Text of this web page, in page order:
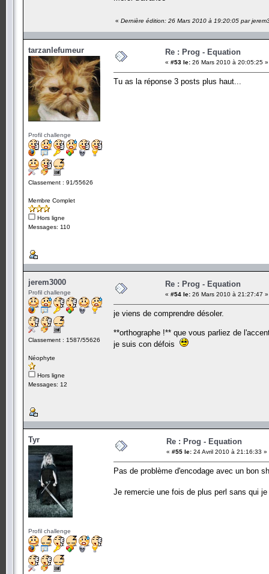
« Dernière édition: 26 Mars 2010 à 19:20:05 par
tarzanlefumeur
Profil challenge
Classement : 91/55626
Membre Complet
Hors ligne
Messages: 110
Re : Prog - Equation
« #53 le: 26 Mars 2010 à 20:05:25 »
Tu as la réponse 3 posts plus haut...
jerem3000
Profil challenge
Classement : 1587/55626
Néophyte
Hors ligne
Messages: 12
Re : Prog - Equation
« #54 le: 26 Mars 2010 à 21:27:47 »
je viens de comprendre désoler.
**orthographe !** que vous parliez de
je suis con défois
Tyr
Profil challenge
Re : Prog - Equation
« #55 le: 24 Avril 2010 à 21:16:33 »
Pas de problème d'encodage avec un bon
Je remercie une fois de plus perl sans qui